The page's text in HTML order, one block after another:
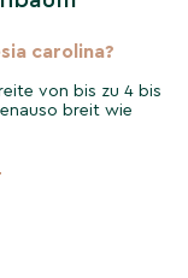
und
carolina
Blüten-
in jeder
carolina?
von bis zu 4 bis
breit wie